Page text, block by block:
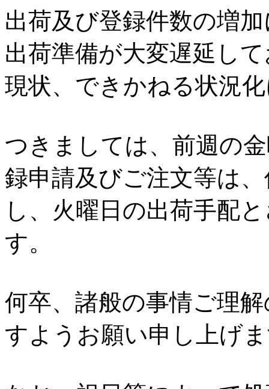
出荷及び登録件数の増
出荷準備が大変遅延し
現状、できかねる状況
つきましては、前週の
録申請及びご注文等は
し、火曜日の出荷手配
す。
何卒、諸般の事情ご理
すようお願い申し上げ